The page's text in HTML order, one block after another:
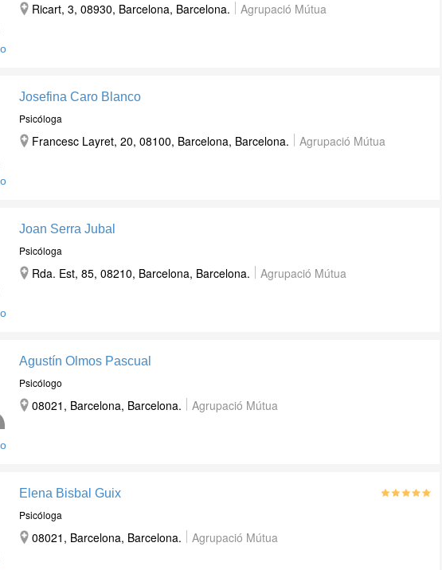
Ricart, 3, 08930, Barcelona, Barcelona. Agrupació Mútua
Josefina Caro Blanco
Psicóloga
Francesc Layret, 20, 08100, Barcelona, Barcelona. Agrupació Mútua
Joan Serra Jubal
Psicóloga
Rda. Est, 85, 08210, Barcelona, Barcelona. Agrupació Mútua
Agustín Olmos Pascual
Psicólogo
08021, Barcelona, Barcelona. Agrupació Mútua
Elena Bisbal Guix
Psicóloga
08021, Barcelona, Barcelona. Agrupació Mútua